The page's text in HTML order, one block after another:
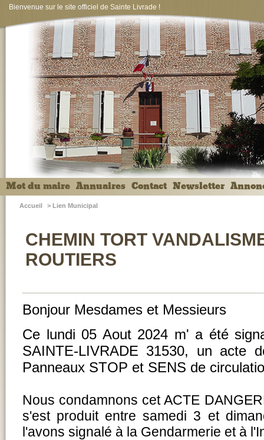
Bienvenue sur le site officiel de Sainte Livrade !
Mot du maire Annuaires Contact Newsletter
Accueil > Lien Municipal
CHEMIN TORT
ROUTIERS
Bonjour Mesdames et Messieurs
Ce lundi 05 Aout 2024 m' a été
SAINTE-LIVRADE 31530, un acte
Panneaux STOP et SENS de
Nous condamnons cet ACTE
s'est produit entre samedi 3 et
l'avons signalé à la Gendarmerie et à